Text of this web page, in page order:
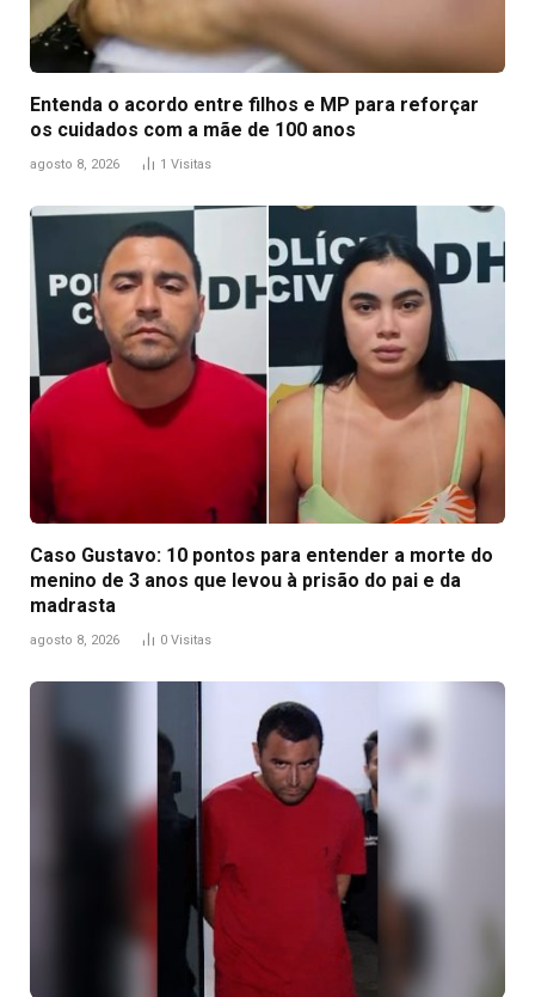
Entenda o acordo entre filhos e MP para reforçar
os cuidados com a mãe de 100 anos
agosto 8, 2026 1 Visitas
Caso Gustavo: 10 pontos para entender a morte do
menino de 3 anos que levou à prisão do pai e da
madrasta
agosto 8, 2026 0 Visitas